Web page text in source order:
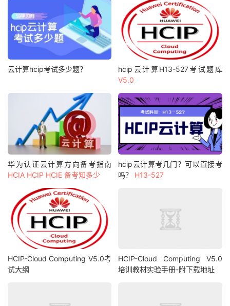
云计算hcip考试多少题？
hcip云计算H13-527考试题库
V5.0
华为认证云计算方向备考指南
HCIA HCIP HCIE 备考知多少
hcip云计算考几门？可以直接考
吗？ H13-527
HCIP-Cloud Computing V5.0考
试大纲
HCIP-Cloud Computing V5.0
培训教材实验手册-附下载地址